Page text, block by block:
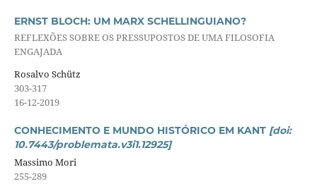
ERNST BLOCH: UM MARX SCHELLINGUIANO?
REFLEXÕES SOBRE OS PRESSUPOSTOS DE UMA FILOSOFIA
ENGAJADA
Rosalvo Schütz
303-317
16-12-2019
CONHECIMENTO E MUNDO HISTÓRICO EM KANT [doi:
10.7443/problemata.v3i1.12925]
Massimo Mori
255-289